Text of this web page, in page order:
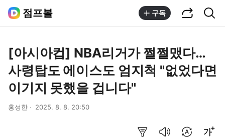
점프볼 구독
[아시아컵] NBA리거가 쩔쩔맸다…
사령탑도 에이스도 엄지척 "없었다면
이기지 못했을 겁니다"
홍성한 2025. 8. 8. 20:50